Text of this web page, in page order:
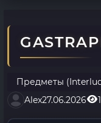
Предметы
Alex27.06.2026